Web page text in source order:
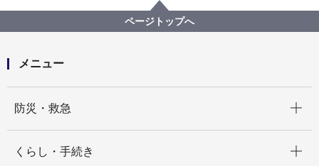
最大500 万円を助成！ 令和８年度『市民主体のまちづ
くり提案』を 募集します！
ページトップへ
メニュー
防災・救急
くらし・手続き